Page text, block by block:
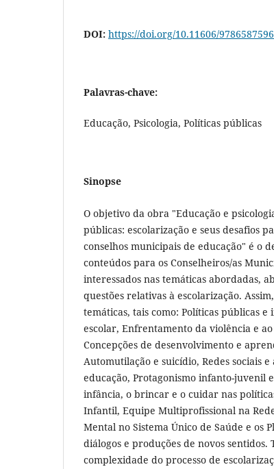
DOI: https://doi.org/10.11606/
Palavras-chave:
Educação, Psicologia, Políticas públicas
Sinopse
O objetivo da obra "Educação e
públicas: escolarização e seus desafios
conselhos municipais de educação" é o
conteúdos para os Conselheiros/as
interessados nas temáticas abordadas,
questões relativas à escolarização.
temáticas, tais como: Políticas públicas e
escolar, Enfrentamento da violência e
Concepções de desenvolvimento e
Automutilação e suicídio, Redes sociais
educação, Protagonismo infanto-juvenil
infância, o brincar e o cuidar nas
Infantil, Equipe Multiprofissional na
Mental no Sistema Único de Saúde e os
diálogos e produções de novos
complexidade do processo de